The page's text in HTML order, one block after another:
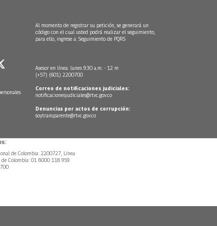
Al momento de registrar su petición, se generará un
código con el cual usted podrá realizar el seguimiento,
para ello, ingrese a: Seguimiento de PQRS
Asesor en línea: lunes 9:30 a.m. - 12 m
(+57) (601) 2200700
Correo de notificaciones judiciales:
notificacionesjudiciales@rtvc.gov.co
Denuncias por actos de corrupción:
soytransparente@rtvc.gov.co
de Colombia: 2200727, Línea
Colombia: 01 8000 118 959.